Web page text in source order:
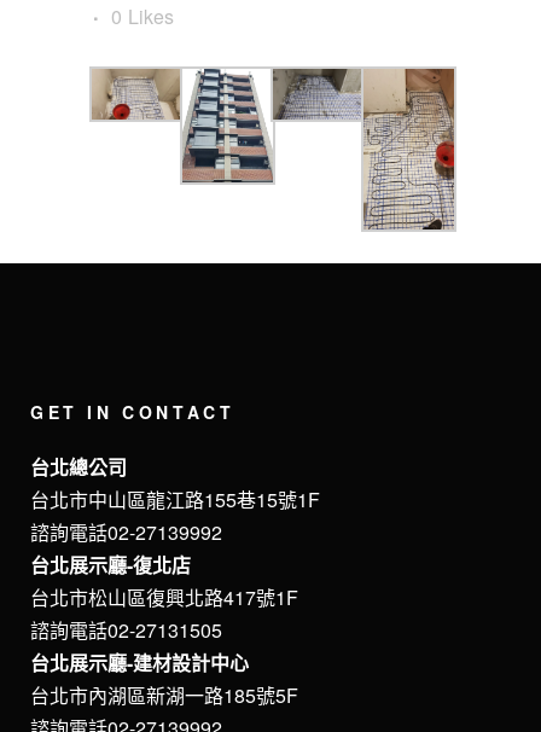
0 Likes
GET IN CONTACT
台北總公司
台北市中山區龍江路155巷15號1F
諮詢電話02-27139992
台北展示廳-復北店
台北市松山區復興北路417號1F
諮詢電話02-27131505
台北展示廳-建材設計中心
台北市內湖區新湖一路185號5F